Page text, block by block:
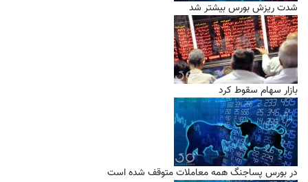
شدت ریزش بورس بیشتر شد
بازار سهام سقوط کرد
در بورس پساجنگ همه معاملات متوقف شده است